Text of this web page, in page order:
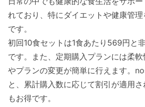
れており、特にダイエットや健康管
です。
初回10食セットは1食あたり569円と
です。また、定期購入プランには柔
やプランの変更が簡単に行えます。
と、累計購入数に応じて割引が適用
もお得です。